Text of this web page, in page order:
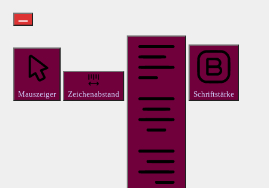
Mauszeiger Zeichenabstand Schriftstärke